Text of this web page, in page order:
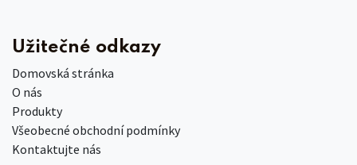
Užitečné odkazy
Domovská stránka
O nás
Produkty
Všeobecné obchodní podmínky
Kontaktujte nás